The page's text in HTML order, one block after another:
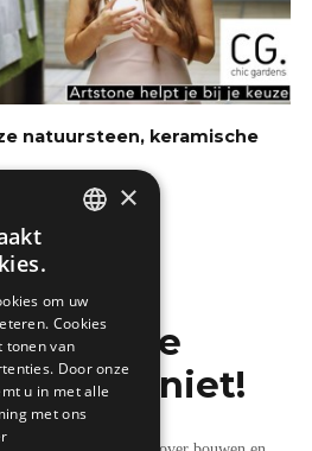
natuursteen, keramische
laatste
niet!
×
om uw
Cookies
tonen van
Door onze
u in met alle
met ons